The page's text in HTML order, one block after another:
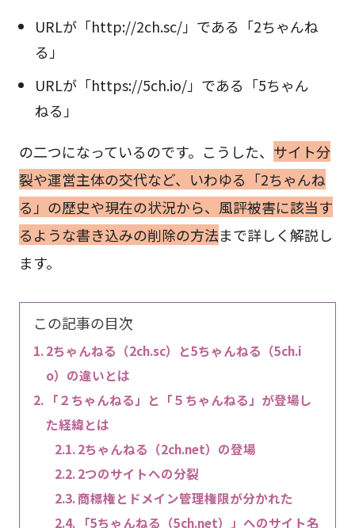
URLが「http://2ch.sc/」である「2ちゃんね
る」
URLが「https://5ch.io/」である「5ちゃん
ねる」
の二つになっているのです。こうした、 サイト分
裂や運営主体の交代など、いわゆる「2ちゃんね
る」の歴史や現在の状況から、風評被害に該当す
るような書き込みの削除の方法まで詳しく解説し
ます。
この記事の目次
2ちゃんねる（2ch.sc）と5ちゃんねる（5ch.i
o）の違いとは
「２ちゃんねる」と「５ちゃんねる」が登場し
た経緯とは
2ちゃんねる（2ch.net）の登場
2つのサイトへの分裂
商標権とドメイン管理権限が分かれた
「5ちゃんねる（5ch.net）」へのサイト名